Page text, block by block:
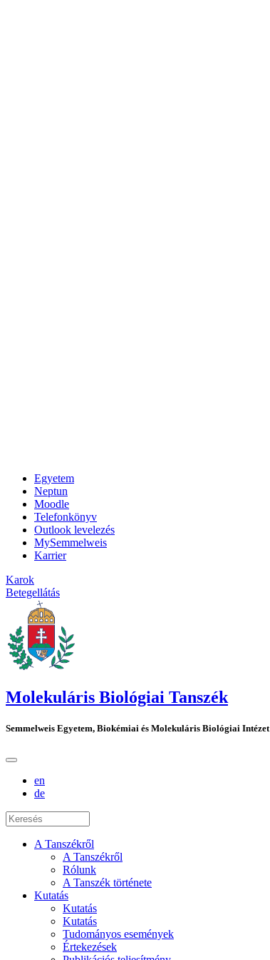
Egyetem
Neptun
Moodle
Telefonkönyv
Outlook levelezés
MySemmelweis
Karrier
Karok
Betegellátás
Molekuláris Biológiai Tanszék
Semmelweis Egyetem, Biokémiai és Molekuláris Biológiai Intézet
en
de
A Tanszékről
A Tanszékről
Rólunk
A Tanszék története
Kutatás
Kutatás
Kutatás
Tudományos események
Értekezések